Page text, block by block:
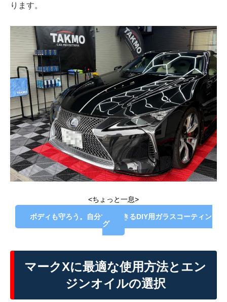
ります。
<ちょっと一息>
ボディも守ろう。自分できできるDIY用ガラスコーティン
グ
マークXに最適な使用方法とエン
ジンオイルの選択